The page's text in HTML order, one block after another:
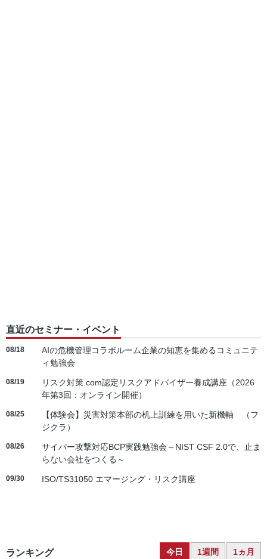
直近のセミナー・イベント
08/18
AIの危機管理コラボルーム企業の知恵を集めるコミュニテ
ィ勉強会
08/19
リスク対策.com認定リスクアドバイザー養成講座（2026
年第3回：オンライン開催）
08/25
【体験会】災害対策本部の机上訓練を用いた新機軸 （フ
ジクラ）
08/26
サイバー攻撃対応BCP実践勉強会～NIST CSF 2.0で、止ま
らない会社をつくる～
09/30 ISO/TS31050 エマージング・リスク講座
ランキング 今日 1週間 1ヵ月